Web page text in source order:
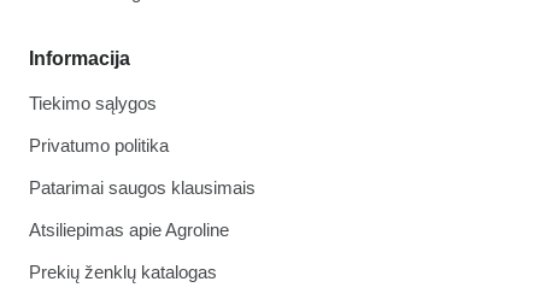
Informacija
Tiekimo sąlygos
Privatumo politika
Patarimai saugos klausimais
Atsiliepimas apie Agroline
Prekių ženklų katalogas